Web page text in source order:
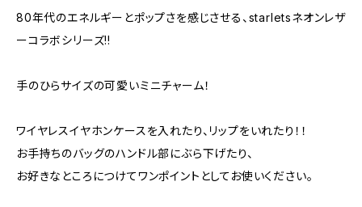
80年代のエネルギーとポップさを感じさせる、starletsネオンレザ
ーコラボシリーズ!!
手のひらサイズの可愛いミニチャーム！
ワイヤレスイヤホンケースを入れたり、リップをいれたり！！
お手持ちのバッグのハンドル部にぶら下げたり、
お好きなところにつけてワンポイントとしてお使いください。